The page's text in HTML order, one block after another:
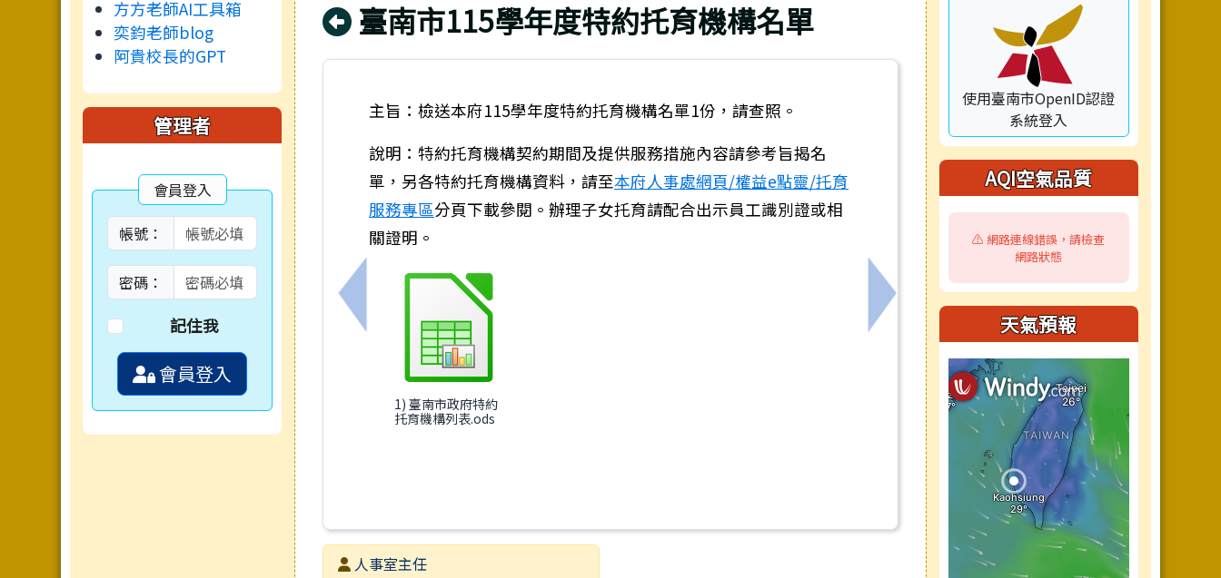
方方老師AI工具箱
奕鈞老師blog
阿貴校長的GPT
管理者
會員登入
帳號：
密碼：
記住我
會員登入
回上頁
臺南市115學年度特約托育機構名單
上一筆：中華民國116年（西元2027年）政府行政機關辦公日曆表
主旨：檢送本府115學年度特約托育機構名單1份，請查照。
說明：特約托育機構契約期間及提供服務措施內容請參考旨揭名
單，另各特約托育機構資料，請至本府人事處網頁/權益e點靈/托育
服務專區分頁下載參閱。辦理子女托育請配合出示員工識別證或相
關證明。
1) 臺南市政府特約
托育機構列表.ods
下一筆：訂定「臺南市政府員工職場霸凌防治
發布者人事室主任
使用臺南市OpenID認證
系統登入
AQI空氣品質
⚠️ 網路連線錯誤，請檢查
網路狀態
天氣預報